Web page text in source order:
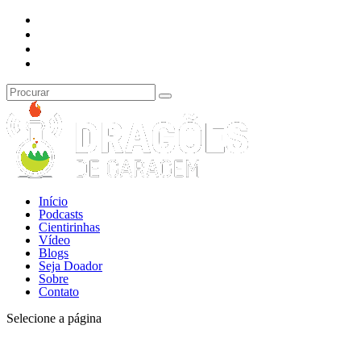
Início
Podcasts
Cientirinhas
Vídeo
Blogs
Seja Doador
Sobre
Contato
Selecione a página